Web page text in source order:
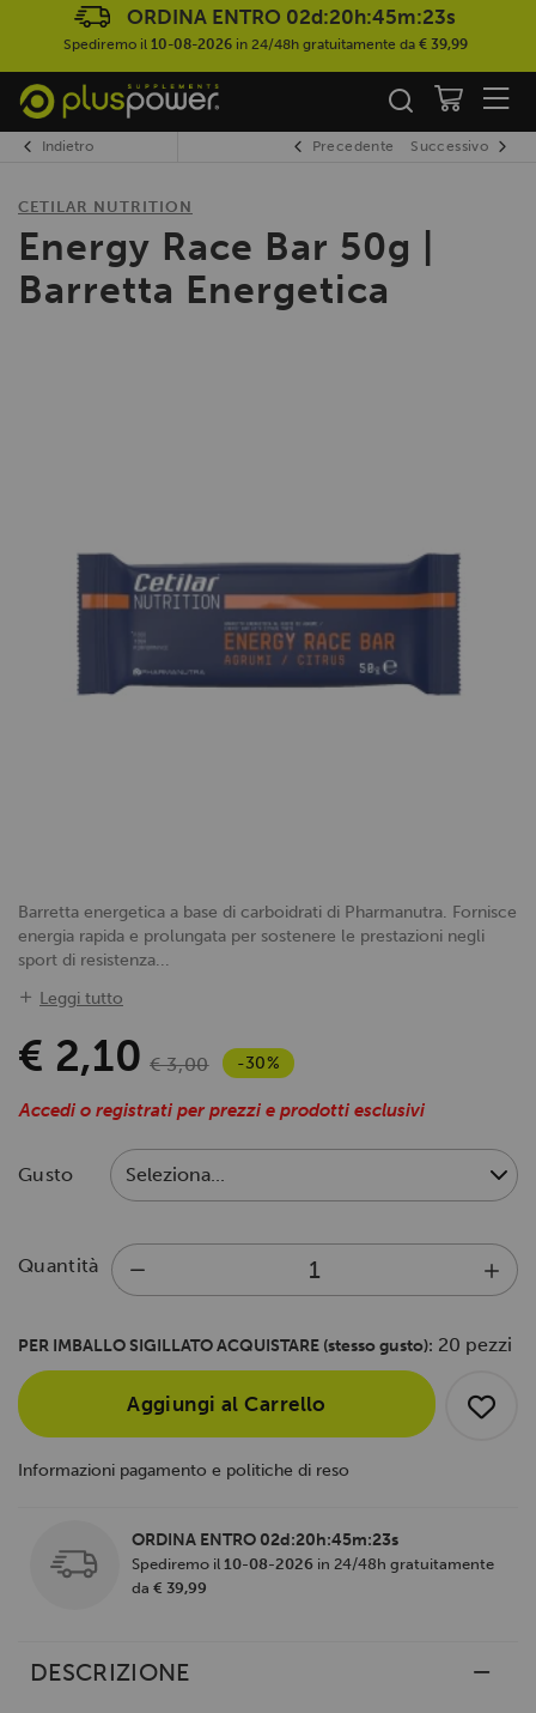
ORDINA ENTRO 02d:20h:45m:23s
Spediremo il 10-08-2026in 24/48h gratuitamente da € 39,99
Indietro Precedente Successivo
CETILAR NUTRITION
Energy Race Bar 50g |
Barretta Energetica
Barretta energetica a base di carboidrati di Pharmanutra. Fornisce
energia rapida e prolungata per sostenere le prestazioni negli
sport di resistenza...
Leggi tutto
€ 2,10 € 3,00 -30%
Accedi o registrati per prezzi e prodotti esclusivi
Gusto
Quantità
PER IMBALLO SIGILLATO ACQUISTARE (stesso gusto): 20 pezzi
Aggiungi al Carrello
Informazioni pagamento e politiche di reso
ORDINA ENTRO 02d:20h:45m:23s
Spediremo il 10-08-2026 in 24/48h gratuitamente
da € 39,99
DESCRIZIONE